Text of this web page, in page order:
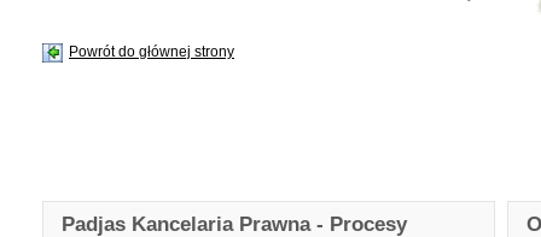
Powrót do głównej strony
Padjas Kancelaria Prawna - Procesy